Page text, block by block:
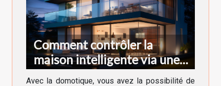
Comment contrôler la
maison intelligente via une
application ?
Avec la domotique, vous avez la possibilité de